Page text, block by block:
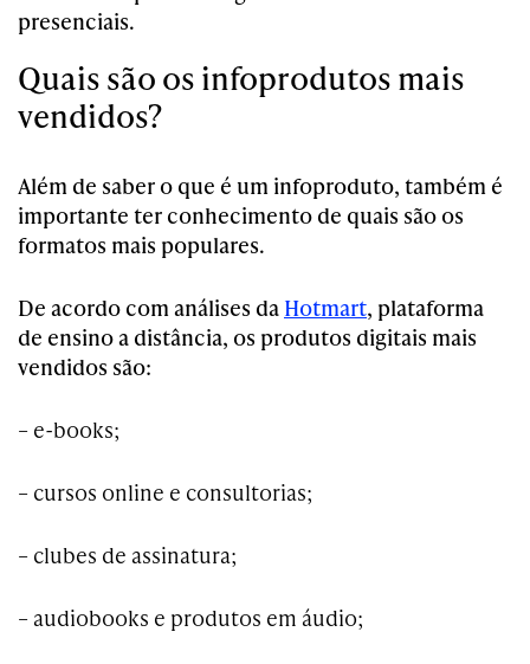
presenciais.
Quais são os infoprodutos mais
vendidos?
Além de saber o que é um infoproduto, também é
importante ter conhecimento de quais são os
formatos mais populares.
De acordo com análises da Hotmart, plataforma
de ensino a distância, os produtos digitais mais
vendidos são:
– e-books;
– cursos online e consultorias;
– clubes de assinatura;
– audiobooks e produtos em áudio;